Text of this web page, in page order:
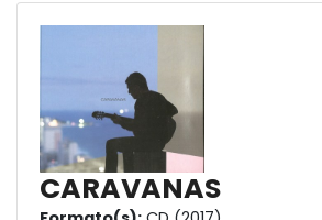
CARAVANAS